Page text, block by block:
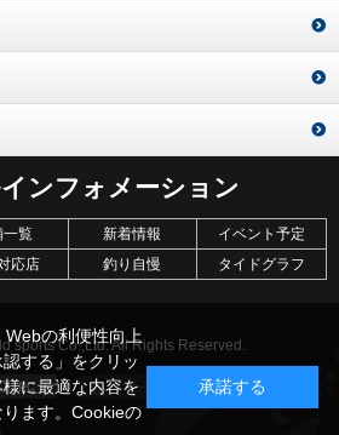
ンフォメーション
一覧 新着情報
イベント予定
応店 釣り自慢
タイドグラフ
sports Co.,Ltd. All Rights Reserved.
の利便性向上
する」をクリッ
に最適な内容を
ます。Cookieの
承諾する